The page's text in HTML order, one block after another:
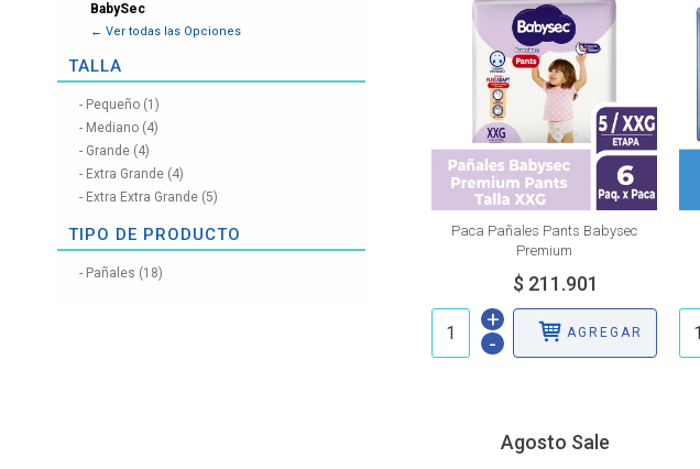
BabySec
TALLA
Pequeño (1)
Mediano (4)
Grande (4)
Extra Grande (4)
Extra Extra Grande (5)
TIPO DE PRODUCTO
Pañales (18)
Paca Pañales Pants Babysec
Premium
+
-
AGREGAR
Agosto Sale